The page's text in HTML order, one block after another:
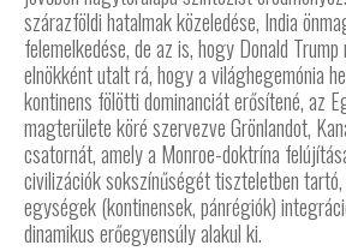
szárazföldi hatalmak közeledése, India
felemelkedése, de az is, hogy Donald
elnökként utalt rá, hogy a világhegemónia
kontinens fölötti dominanciát erősítené, az
magterülete köré szervezve Grönlandot,
csatornát, amely a Monroe-doktrína
civilizációk sokszínűségét tiszteletben
egységek (kontinensek, pánrégiók)
dinamikus erőegyensúly alakul ki.